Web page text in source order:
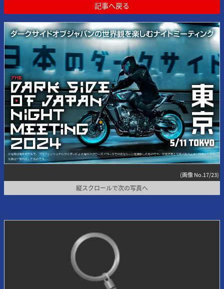
記事へ戻る
(画像 No.17/23)
縦スクロールで次の写真へ